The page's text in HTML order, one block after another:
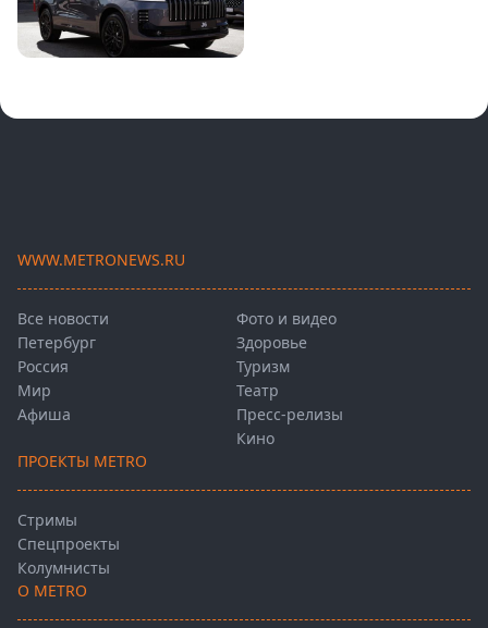
WWW.METRONEWS.RU
Все новости
Петербург
Россия
Мир
Афиша
Фото и видео
Здоровье
Туризм
Театр
Пресс-релизы
Кино
ПРОЕКТЫ METRO
Стримы
Спецпроекты
Колумнисты
О METRO